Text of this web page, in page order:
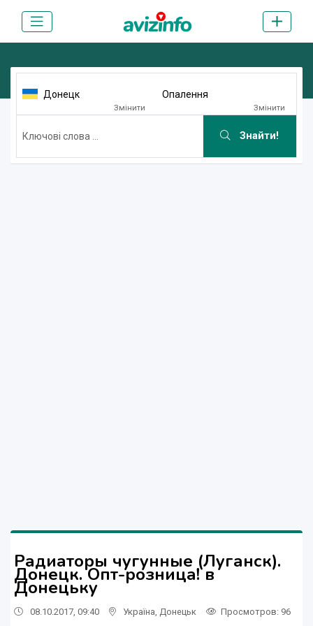
Донецк
Змінити
Опалення
Змінити
Знайти!
Радиаторы чугунные (Луганск).
Донецк. Опт-розница! в
Донецьку
08.10.2017, 09:40 Україна Донецьк Просмотров: 96